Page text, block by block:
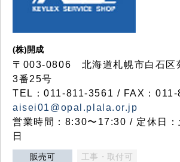
(株)開成
〒003-0806 北海道札幌市白石区
3番25号
TEL：011-811-3561 / FAX：
aisei01@opal.plala.or.jp
営業時間：8:30〜17:30 / 定休日：
日
販売可 工事・取付可